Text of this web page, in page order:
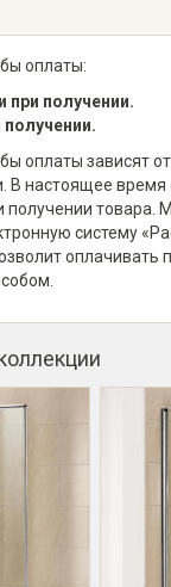
оплаты:
при получении.
получении.
оплаты зависят
В настоящее время
получении товара.
систему
оплачивать